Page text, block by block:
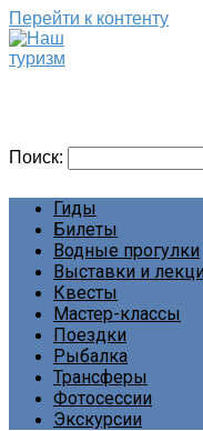
Перейти к контенту
Поиск:
Гиды
Билеты
Водные прогулки
Выставки и
Квесты
Мастер-классы
Поездки
Рыбалка
Трансферы
Фотосессии
Экскурсии